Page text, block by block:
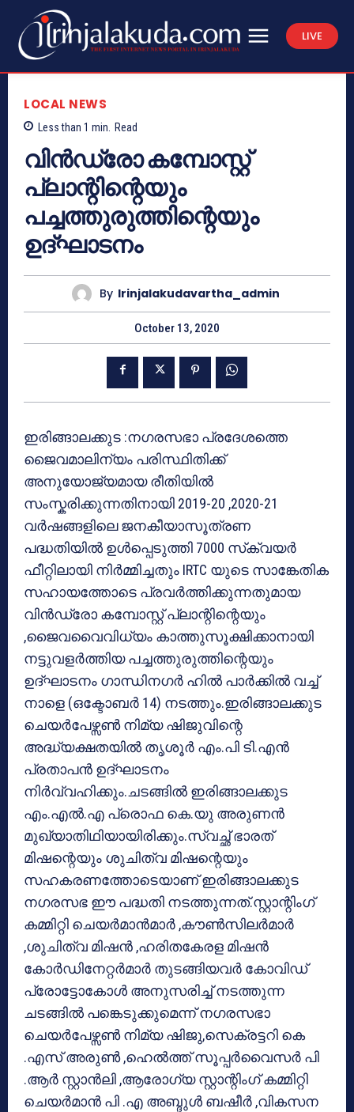
LIVE
LOCAL NEWS
Less than 1 min. Read
വിൻഡ്രോ കമ്പോസ്റ്റ്
പ്ലാന്റിന്റെയും
പച്ചത്തുരുത്തിന്റെയും
ഉദ്‌ഘാടനം
By Irinjalakudavartha_admin
October 13, 2020
ഇരിങ്ങാലക്കുട :നഗരസഭാ പ്രദേശത്തെ
ജൈവമാലിന്യം പരിസ്ഥിതിക്ക്
അനുയോജ്യമായ രീതിയിൽ
സംസ്കരിക്കുന്നതിനായി 2019-20 ,2020-21
വർഷങ്ങളിലെ ജനകീയാസൂത്രണ
പദ്ധതിയിൽ ഉൾപ്പെടുത്തി 7000 സ്‌ക്വയർ
ഫീറ്റിലായി നിർമ്മിച്ചതും IRTC യുടെ സാങ്കേതിക
സഹായത്തോടെ പ്രവർത്തിക്കുന്നതുമായ
വിൻഡ്രോ കമ്പോസ്റ്റ് പ്ലാന്റിന്റെയും
,ജൈവവൈവിധ്യം കാത്തുസൂക്ഷിക്കാനായി
നട്ടുവളർത്തിയ പച്ചത്തുരുത്തിന്റെയും
ഉദ്‌ഘാടനം ഗാന്ധിനഗർ ഹിൽ പാർക്കിൽ വച്ച്
നാളെ (ഒക്ടോബർ 14) നടത്തും.ഇരിങ്ങാലക്കുട
ചെയർപേഴ്സൺ നിമ്യ ഷിജുവിന്റെ
അദ്ധ്യക്ഷതയിൽ തൃശൂർ എം.പി ടി.എൻ
പ്രതാപൻ ഉദ്‌ഘാടനം
നിർവ്വഹിക്കും.ചടങ്ങിൽ ഇരിങ്ങാലക്കുട
എം.എൽ.എ പ്രൊഫ കെ.യു അരുണൻ
മുഖ്യാതിഥിയായിരിക്കും.സ്വച്ഛ്‌ ഭാരത്
മിഷന്റെയും ശുചിത്വ മിഷന്റെയും
സഹകരണത്തോടെയാണ് ഇരിങ്ങാലക്കുട
നഗരസഭ ഈ പദ്ധതി നടത്തുന്നത്.സ്റ്റാന്റിംഗ്
കമ്മിറ്റി ചെയർമാൻമാർ ,കൗൺസിലർമാർ
,ശുചിത്വ മിഷൻ ,ഹരിതകേരള മിഷൻ
കോർഡിനേറ്റർമാർ തുടങ്ങിയവർ കോവിഡ്
പ്രോട്ടോകോൾ അനുസരിച്ച് നടത്തുന്ന
ചടങ്ങിൽ പങ്കെടുക്കുമെന്ന് നഗരസഭാ
ചെയർപേഴ്സൺ നിമ്യ ഷിജു,സെക്രട്ടറി കെ
.എസ് അരുൺ ,ഹെൽത്ത് സൂപ്പർവൈസർ പി
.ആർ സ്റ്റാൻലി ,ആരോഗ്യ സ്റ്റാന്റിംഗ് കമ്മിറ്റി
ചെയർമാൻ പി .എ അബ്ദുൾ ബഷീർ ,വികസന